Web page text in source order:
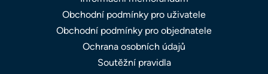
Obchodní podmínky pro uživatele
Obchodní podmínky pro objednatele
Ochrana osobních údajů
Soutěžní pravidla